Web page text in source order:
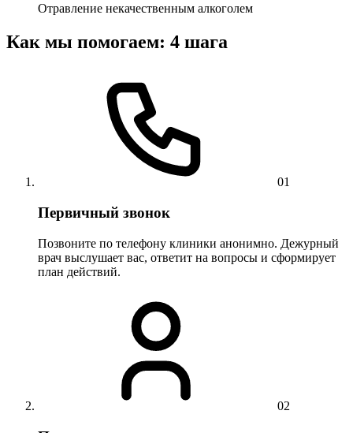
Отравление некачественным алкоголем
Как мы помогаем: 4 шага
01
Первичный звонок
Позвоните по телефону клиники анонимно. Дежурный
врач выслушает вас, ответит на вопросы и сформирует
план действий.
02